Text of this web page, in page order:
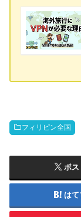
フィリピン全国
ポス
はて